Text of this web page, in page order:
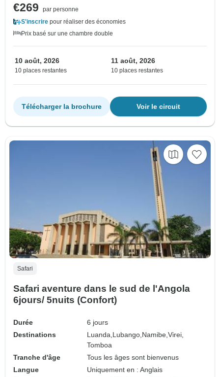
€269
par personne
S'inscrire pour réaliser des économies
Prix basé sur une chambre double
10 août, 2026
10 places restantes
11 août, 2026
10 places restantes
Voir le circuit
Télécharger la brochure
Safari
Safari aventure dans le sud de l'Angola
6jours/ 5nuits (Confort)
Durée
6 jours
Destinations
Luanda, Lubango, Namibe,Virei,
Tomboa
Tranche d'âge
Tous les âges sont bienvenus
Langue
Uniquement en : Anglais